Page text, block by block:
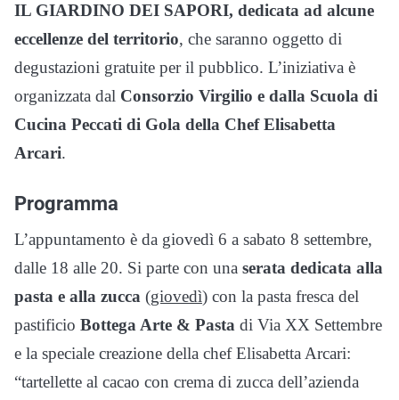
IL GIARDINO DEI SAPORI, dedicata ad alcune
eccellenze del territorio, che saranno oggetto di
degustazioni gratuite per il pubblico. L’iniziativa è
organizzata dal Consorzio Virgilio e dalla Scuola di
Cucina Peccati di Gola della Chef Elisabetta
Arcari.
Programma
L’appuntamento è da giovedì 6 a sabato 8 settembre,
dalle 18 alle 20. Si parte con una serata dedicata alla
pasta e alla zucca (giovedì) con la pasta fresca del
pastificio Bottega Arte & Pasta di Via XX Settembre
e la speciale creazione della chef Elisabetta Arcari:
“tartellette al cacao con crema di zucca dell’azienda